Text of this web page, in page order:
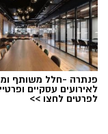
פנתרה -חלל משותף
לאירועים עסקיים
לפרטים לחצו >>